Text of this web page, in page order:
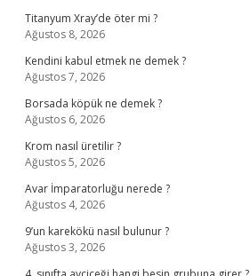
Titanyum Xray’de öter mi ?
Ağustos 8, 2026
Kendini kabul etmek ne demek ?
Ağustos 7, 2026
Borsada köpük ne demek ?
Ağustos 6, 2026
Krom nasıl üretilir ?
Ağustos 5, 2026
Avar İmparatorluğu nerede ?
Ağustos 4, 2026
9’un karekökü nasıl bulunur ?
Ağustos 3, 2026